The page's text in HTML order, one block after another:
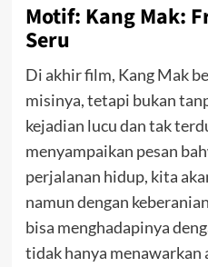
Motif: Kang Mak:
Seru
Di akhir film, Kang Mak
misinya, tetapi bukan
kejadian lucu dan tak
menyampaikan pesan
perjalanan hidup, kita
namun dengan
bisa menghadapinya
tidak hanya menawarkan